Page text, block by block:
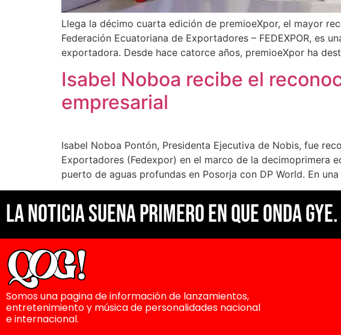
Llega la décimo cuarta edición de premioeXpor, el mayor
Federación Ecuatoriana de Exportadores – FEDEXPOR, es
exportadora. Desde hace catorce años, premioeXpor ha
Isabel Noboa recibe el
empresarial
Isabel Noboa Pontón, Presidenta Ejecutiva de Nobis, fue
Exportadores (Fedexpor) en el marco de la decimoprimera
puerto de aguas profundas en Posorja con DP World. En
La noticia suena primero en Que Onda Gye.
Somos una pagina de información de lanzamientos,
entretenimiento y música de personalidades nacional
e internacional.